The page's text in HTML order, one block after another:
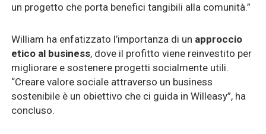
un progetto che porta benefici tangibili alla comunità.”
William ha enfatizzato l’importanza di un approccio
etico al business, dove il profitto viene reinvestito per
migliorare e sostenere progetti socialmente utili.
“Creare valore sociale attraverso un business
sostenibile è un obiettivo che ci guida in Willeasy”, ha
concluso.